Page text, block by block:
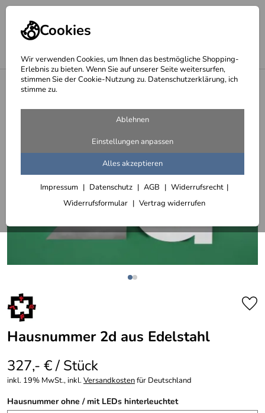
Cookies
Wir verwenden Cookies, um Ihnen das bestmögliche Shopping-
Erlebnis zu bieten. Wenn Sie auf unserer Seite weitersurfen,
stimmen Sie der Cookie-Nutzung zu. Datenschutzerklärung, ich
stimme zu.
Ablehnen
Einstellungen anpassen
Alles akzeptieren
Impressum Datenschutz AGB
Widerrufsrecht
Widerrufsformular
Vertrag widerrufen
30 cm hohe Edelstahl Hausnummern
Hausnummer 2d aus Edelstahl
327,- € / Stück
inkl. 19% MwSt., inkl.Versandkostenfür Deutschland
Hausnummer ohne / mit LEDs hinterleuchtet